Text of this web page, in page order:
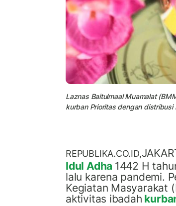
Laznas Baitulmaal Muamalat
kurban Prioritas dengan
REPUBLIKA.CO.ID,
Idul Adha 1442 H
lalu karena pandemi.
Kegiatan Masyarakat
aktivitas ibadah